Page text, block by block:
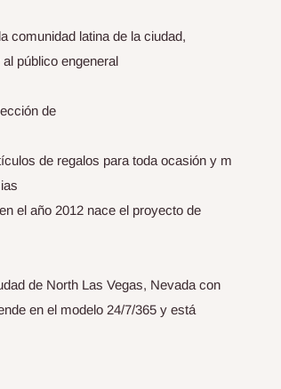
comunidad latina de la ciudad,
público engeneral
de
de regalos para toda ocasión y m
el año 2012 nace el proyecto de
de North Las Vegas, Nevada con
en el modelo 24/7/365 y está